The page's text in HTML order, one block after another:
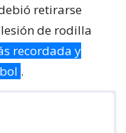
retirarse
de rodilla
recordada y
.